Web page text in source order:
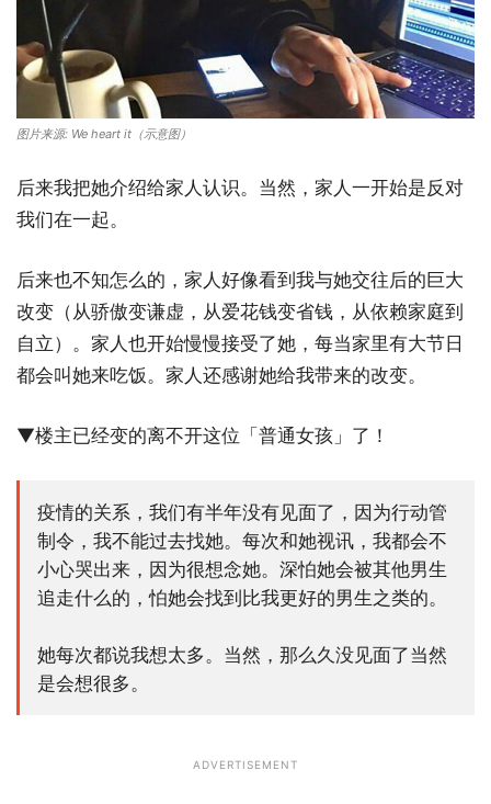
图片来源: We heart it（示意图）
后来我把她介绍给家人认识。当然，家人一开始是反对
我们在一起。
后来也不知怎么的，家人好像看到我与她交往后的巨大
改变（从骄傲变谦虚，从爱花钱变省钱，从依赖家庭到
自立）。家人也开始慢慢接受了她，每当家里有大节日
都会叫她来吃饭。家人还感谢她给我带来的改变。
▼楼主已经变的离不开这位「普通女孩」了！
疫情的关系，我们有半年没有见面了，因为行动管
制令，我不能过去找她。每次和她视讯，我都会不
小心哭出来，因为很想念她。深怕她会被其他男生
追走什么的，怕她会找到比我更好的男生之类的。
她每次都说我想太多。当然，那么久没见面了当然
是会想很多。
ADVERTISEMENT